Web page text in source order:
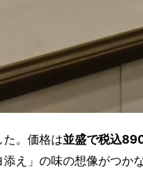
。価格は並盛で税込
え」の味の想像がつか